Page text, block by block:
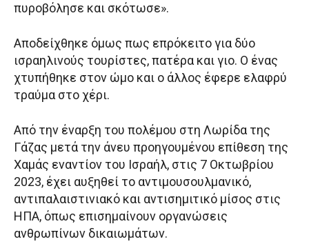
πυροβόλησε και σκότωσε».
Αποδείχθηκε όμως πως επρόκειτο για δύο
ισραηλινούς τουρίστες, πατέρα και γιο. Ο ένας
χτυπήθηκε στον ώμο και ο άλλος έφερε ελαφρύ
τραύμα στο χέρι.
Από την έναρξη του πολέμου στη Λωρίδα της
Γάζας μετά την άνευ προηγουμένου επίθεση της
Χαμάς εναντίον του Ισραήλ, στις 7 Οκτωβρίου
2023, έχει αυξηθεί το αντιμουσουλμανικό,
αντιπαλαιστινιακό και αντισημιτικό μίσος στις
ΗΠΑ, όπως επισημαίνουν οργανώσεις
ανθρωπίνων δικαιωμάτων.